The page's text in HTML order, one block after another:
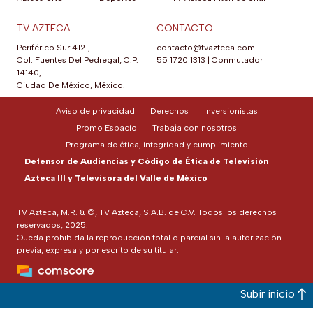
TV AZTECA
Periférico Sur 4121,
Col. Fuentes Del Pedregal, C.P.
14140,
Ciudad De México, México.
CONTACTO
contacto@tvazteca.com
55 1720 1313
Conmutador
TV Azteca, M.R. & ©, TV Azteca, S.A.B. de C.V. Todos los derechos
reservados, 2025.
Queda prohibida la reproducción total o parcial sin la autorización
previa, expresa y por escrito de su titular.
Aviso de privacidad Derechos
Inversionistas
Promo Espacio
Trabaja con nosotros
Programa de ética, integridad y cumplimiento
Defensor de Audiencias y Código de Ética de Televisión
Azteca III y Televisora del Valle de México
Subir inicio